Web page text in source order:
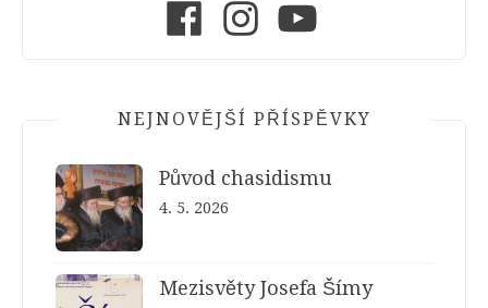
NEJNOVĚJŠÍ PŘÍSPĚVKY
Původ chasidismu
4. 5. 2026
Mezisvěty Josefa Šímy